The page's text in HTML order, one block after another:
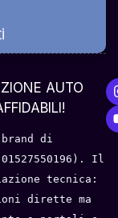
AUTO
di
Il
tecnica:
dirette ma